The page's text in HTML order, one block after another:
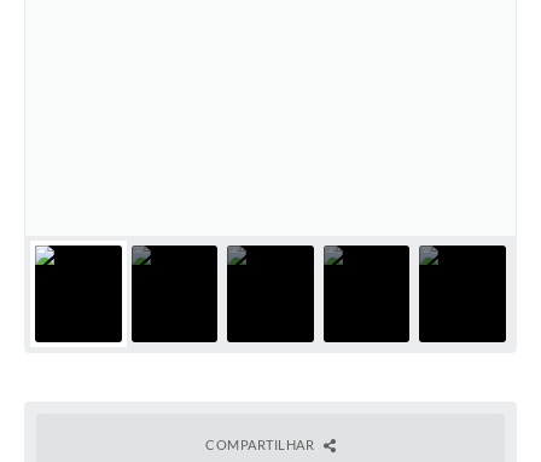
COMPARTILHAR